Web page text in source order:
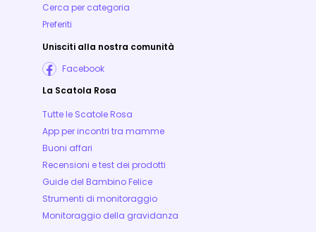
Cerca per categoria
Preferiti
Unisciti alla nostra comunità
Facebook
La Scatola Rosa
Tutte le Scatole Rosa
App per incontri tra mamme
Buoni affari
Recensioni e test dei prodotti
Guide del Bambino Felice
Strumenti di monitoraggio
Monitoraggio della gravidanza